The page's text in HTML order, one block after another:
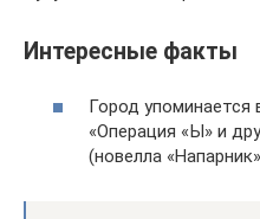
Интересные факты
Город упоминается
«Операция «Ы» и
(новелла